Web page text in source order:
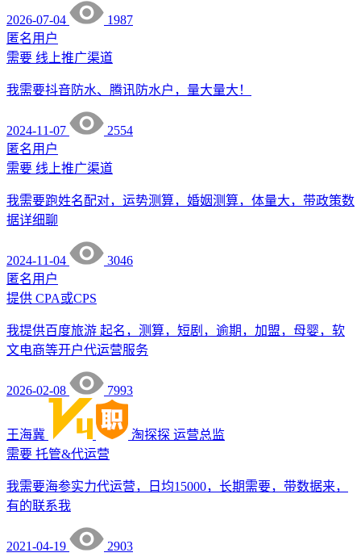
2026-07-04
1987
匿名用户
需要 线上推广渠道
我需要抖音防水、腾讯防水户，量大量大！
2024-11-07
2554
匿名用户
需要 线上推广渠道
我需要跑姓名配对，运势测算，婚姻测算，体量大，带政策数
据详细聊
2024-11-04
3046
匿名用户
提供 CPA或CPS
我提供百度旅游 起名，测算，短剧，逾期，加盟，母婴，软
文电商等开户代运营服务
2026-02-08 7993
王海冀 淘探探 运营总监
需要 托管&代运营
我需要海参实力代运营，日均15000，长期需要，带数据来，
有的联系我
2021-04-19 2903